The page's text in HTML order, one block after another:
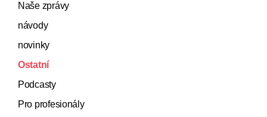
Naše zprávy
návody
novinky
Ostatní
Podcasty
Pro profesionály